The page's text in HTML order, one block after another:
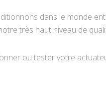
dans le monde
très haut niveau de
ou tester votre